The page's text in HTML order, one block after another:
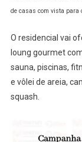
de casas com vista para
O residencial vai
loung gourmet
sauna, piscinas,
e vôlei de areia,
squash.